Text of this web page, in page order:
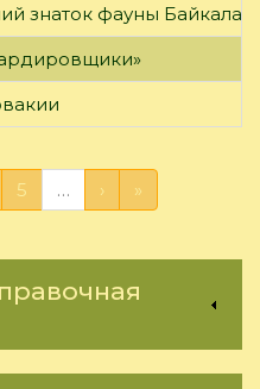
знаток фауны Байкала»
5 … › »